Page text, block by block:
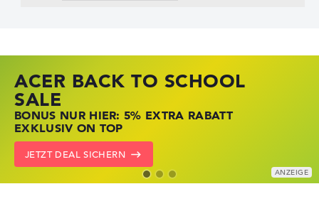
ACER BACK TO SCHOOL
SALE
BONUS NUR HIER: 5% EXTRA RABATT
EXKLUSIV ON TOP
JETZT DEAL SICHERN
HP STORE SSV DEALS
JETZT ZUGREIFEN: NOTEBOOKS BEI HP
KRÄFTIG REDUZIERT
ZU DEN HP ANGEBOTEN
LENOVO LAPTOP DEALS
NOTEBOOKS BEI LENOVO JETZT
KRÄFTIG REDUZIERT
LENOVO DEALS ZEIGEN